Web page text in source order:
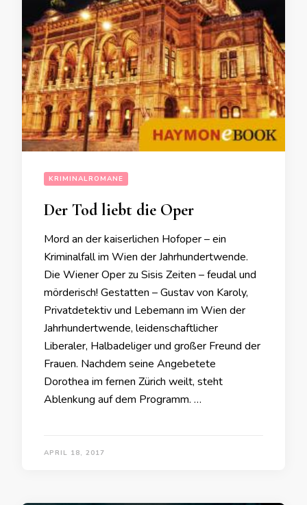
KRIMINALROMANE
Der Tod liebt die Oper
Mord an der kaiserlichen Hofoper – ein
Kriminalfall im Wien der Jahrhundertwende.
Die Wiener Oper zu Sisis Zeiten – feudal und
mörderisch! Gestatten – Gustav von Karoly,
Privatdetektiv und Lebemann im Wien der
Jahrhundertwende, leidenschaftlicher
Liberaler, Halbadeliger und großer Freund der
Frauen. Nachdem seine Angebetete
Dorothea im fernen Zürich weilt, steht
Ablenkung auf dem Programm. …
APRIL 18, 2017